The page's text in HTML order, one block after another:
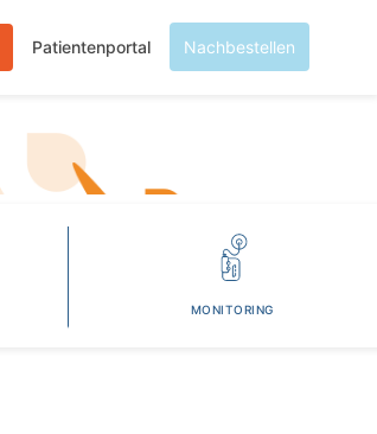
Patientenportal Nachbestellen
MONITORING